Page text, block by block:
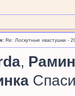
Re: Лоскутные хвастушки -
,